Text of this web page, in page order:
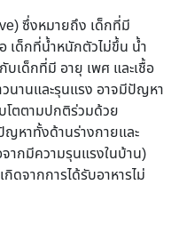
ซึ่งหมายถึง เด็กที่มี
เด็กที่น้ำหนักตัวไม่ขึ้น น้ำ
เด็กที่มี อายุ เพศ และเชื้อ
วนานและรุนแรง อาจมีปัญหา
โตตามปกติร่วมด้วย
ญหาทั้งด้านร่างกายและ
ากมีความรุนแรงในบ้าน)
จากการได้รับอาหารไม่